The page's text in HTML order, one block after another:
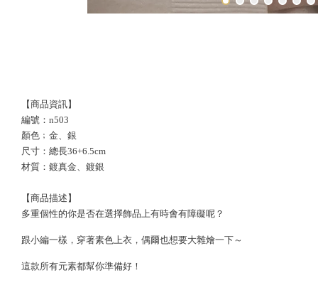
【商品資訊】
編號：n503
顏色﹔金、銀
尺寸：總長36+6.5cm
材質：鍍真金、鍍銀
【商品描述】
多重個性的你是否在選擇飾品上有時會有障礙呢？
跟小編一樣，穿著素色上衣，偶爾也想要大雜燴一下～
這款所有元素都幫你準備好！